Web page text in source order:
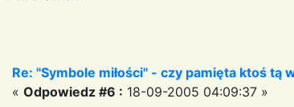
Re: "Symbole miłości" - czy pamięta ktoś tą
« Odpowiedz #6 : 18-09-2005 04:09:37 »